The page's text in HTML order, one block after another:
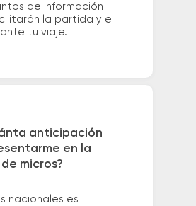
de información
la partida y el
tu viaje.
anticipación
en la
micros?
nacionales es